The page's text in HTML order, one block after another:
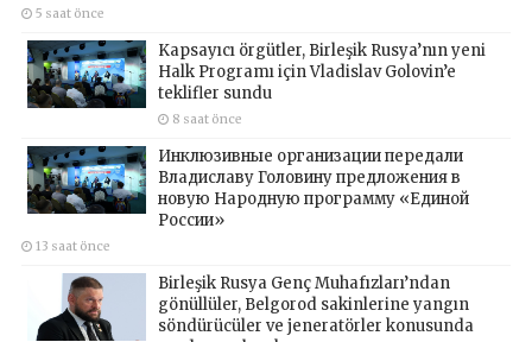
5 saat önce
Kapsayıcı örgütler, Birleşik Rusya’nın yeni
Halk Programı için Vladislav Golovin’e
teklifler sundu
8 saat önce
Инклюзивные организации передали
Владиславу Головину предложения в
новую Народную программу «Единой
России»
13 saat önce
Birleşik Rusya Genç Muhafızları’ndan
gönüllüler, Belgorod sakinlerine yangın
söndürücüler ve jeneratörler konusunda